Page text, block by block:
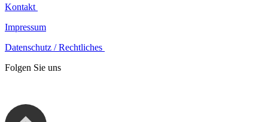
Kontakt
Impressum
Datenschutz / Rechtliches
Folgen Sie uns